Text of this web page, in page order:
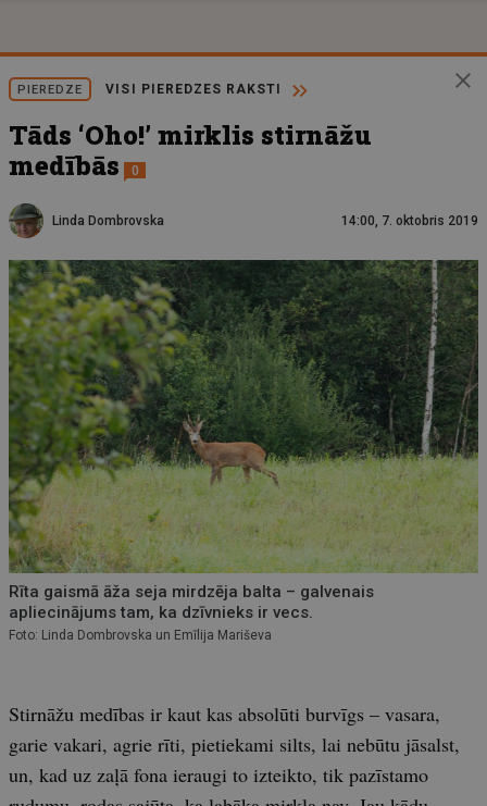
PIEREDZE VISI PIEREDZES RAKSTI
Tāds ‘Oho!’ mirklis stirnāžu
medībās
0
Linda Dombrovska 14:00, 7. oktobris 2019
Rīta gaismā āža seja mirdzēja balta – galvenais
apliecinājums tam, ka dzīvnieks ir vecs.
Foto: Linda Dombrovska un Emīlija Mariševa
Stirnāžu medības ir kaut kas absolūti burvīgs – vasara,
garie vakari, agrie rīti, pietiekami silts, lai nebūtu jāsalst,
un, kad uz zaļā fona ieraugi to izteikto, tik pazīstamo